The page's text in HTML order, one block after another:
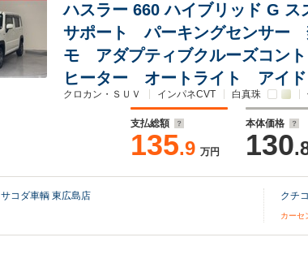
ハスラー 660 ハイブリッド G ス
サポート パーキングセンサー
モ アダプティブクルーズコン
ヒーター オートライト アイド
クロカン・ＳＵＶ インパネCVT 白真珠
支払総額
135.9 万円
本体価格
130
サコダ車輌 東広島店 クチ
カーセ